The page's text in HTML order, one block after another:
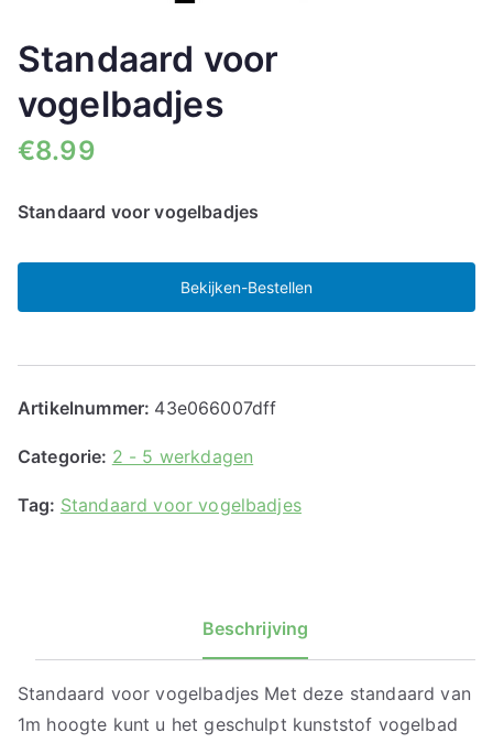
Standaard voor
vogelbadjes
€8.99
Standaard voor vogelbadjes
Bekijken-Bestellen
Artikelnummer: 43e066007dff
Categorie: 2 - 5 werkdagen
Tag: Standaard voor vogelbadjes
Beschrijving
Standaard voor vogelbadjes Met deze standaard van
1m hoogte kunt u het geschulpt kunststof vogelbad